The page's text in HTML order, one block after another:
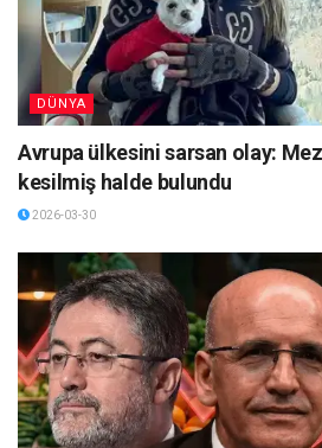
DÜNYA
Avrupa ülkesini sarsan olay:
kesilmiş halde bulundu
2026-03-30